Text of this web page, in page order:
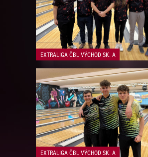
EXTRALIGA ČBL VÝCHOD SK. A
EXTRALIGA ČBL VÝCHOD SK. A